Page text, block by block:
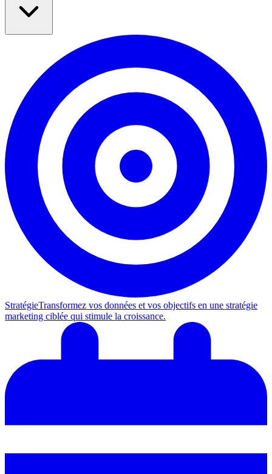
StratégieTransformez vos données et vos objectifs en une stratégie
marketing ciblée qui stimule la croissance.